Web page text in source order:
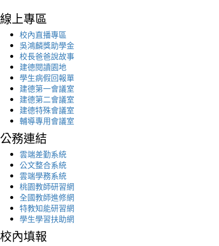
線上專區
校內直播專區
吳鴻麟獎助學金
校長爸爸說故事
建德閱讀園地
學生病假回報單
建德第一會議室
建德第二會議室
建德特殊會議室
輔導專用會議室
公務連結
雲端差勤系統
公文整合系統
雲端學務系統
桃園教師研習網
全國教師進修網
特教知能研習網
學生學習扶助網
校內填報